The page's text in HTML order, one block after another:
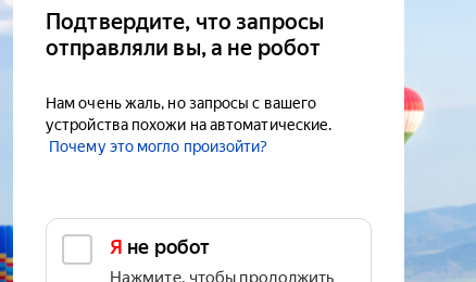
Подтвердите, что запросы
отправляли вы, а не робот
Нам очень жаль, но запросы с вашего
устройства похожи на автоматические.
Почему это могло произойти?
Я не робот
Нажмите, чтобы продолжить